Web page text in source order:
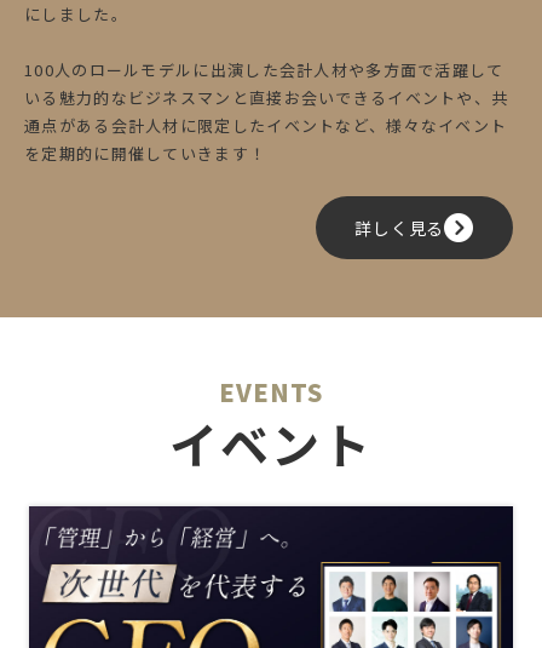
にしました。
100人のロールモデルに出演した会計人材や多方面で活躍して
いる魅力的なビジネスマンと直接お会いできるイベントや、共
通点がある会計人材に限定したイベントなど、様々なイベント
を定期的に開催していきます！
詳しく見る
EVENTS
イベント